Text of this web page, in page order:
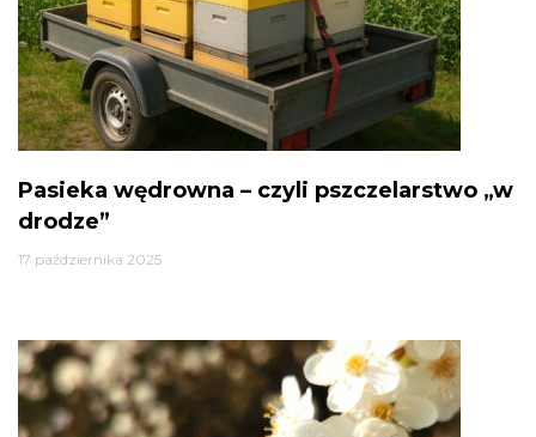
Pasieka wędrowna – czyli pszczelarstwo „w
drodze”
17 października 2025